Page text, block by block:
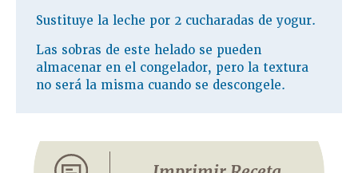
Sustituye la leche por 2 cucharadas de yogur.
Las sobras de este helado se pueden
almacenar en el congelador, pero la textura
no será la misma cuando se descongele.